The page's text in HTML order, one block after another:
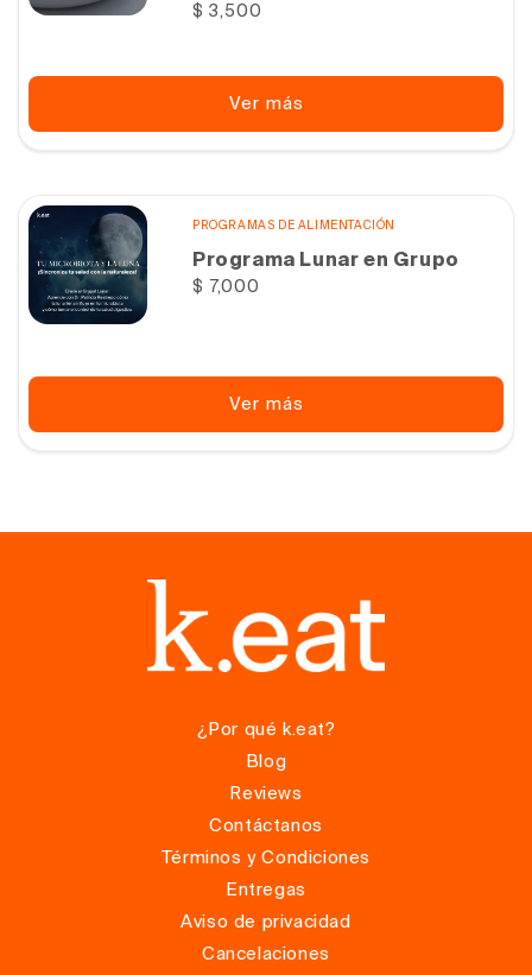
Precio
$ 3,500
Ver más
PROGRAMAS DE ALIMENTACIÓN
Programa Lunar en Grupo
Precio
$ 7,000
Ver más
¿Por qué k.eat?
Blog
Reviews
Contáctanos
Términos y Condiciones
Entregas
Aviso de privacidad
Cancelaciones